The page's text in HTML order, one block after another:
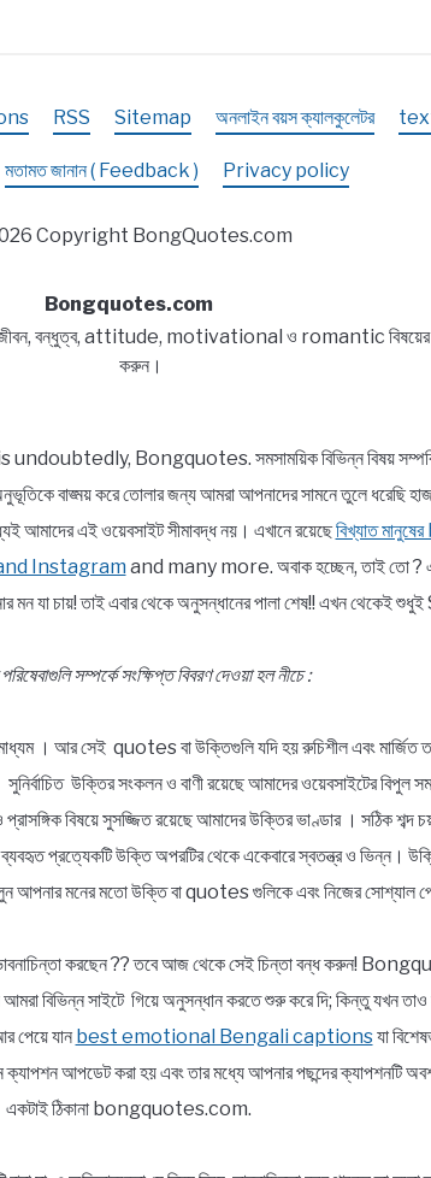
RSS Sitemap অনলাইন বয়স ক্যালকুলেটর
মতামত জানান ( Feedback ) Privacy policy
Copyright BongQuotes.com
Bongquotes.com
জীবন, বন্ধুত্ব, attitude, motivational ও romantic বিষয়ের
করুন।
undoubtedly, Bongquotes. সমসাময়িক বিভিন্ন বিষয় সম্পর্কিত
অনুভূতিকে বাঙ্ময় করে তোলার জন্য আমরা আপনাদের সামনে
আমাদের এই ওয়েবসাইট সীমাবদ্ধ নয়। এখানে রয়েছেবিখ্যাত
Instagram and many more. অবাক হচ্ছেন, তাই তো ? একই
মন যা চায়! তাই এবার থেকে অনুসন্ধানের পালা শেষ!! এখন
সম্পর্কে সংক্ষিপ্ত বিবরণ দেওয়া হল নীচে :
। আর সেই quotes বা উক্তিগুলি যদি হয় রুচিশীল এবং মার্জিত
উক্তির সংকলন ও বাণী রয়েছে আমাদের ওয়েবসাইটের বিপুল
বিষয়ে সুসজ্জিত রয়েছে আমাদের উক্তির ভাণ্ডার । সঠিক
প্রত্যেকটি উক্তি অপরটির থেকে একেবারে স্বতন্ত্র ও ভিন্ন।
আপনার মনের মতো উক্তি বা quotes গুলিকে এবং নিজের সোশ্যাল
ভাবনাচিন্তা করছেন ?? তবে আজ থেকে সেই চিন্তা বন্ধ করুন!
বিভিন্ন সাইটে গিয়ে অনুসন্ধান করতে শুরু করে দি; কিন্তু যখন
পেয়ে যান best emotional Bengali captionsযা
আপডেট করা হয় এবং তার মধ্যে আপনার পছন্দের ক্যাপশনটি
একটাই ঠিকানা bongquotes.com.